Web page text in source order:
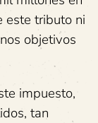
este tributo ni
objetivos
impuesto,
tan